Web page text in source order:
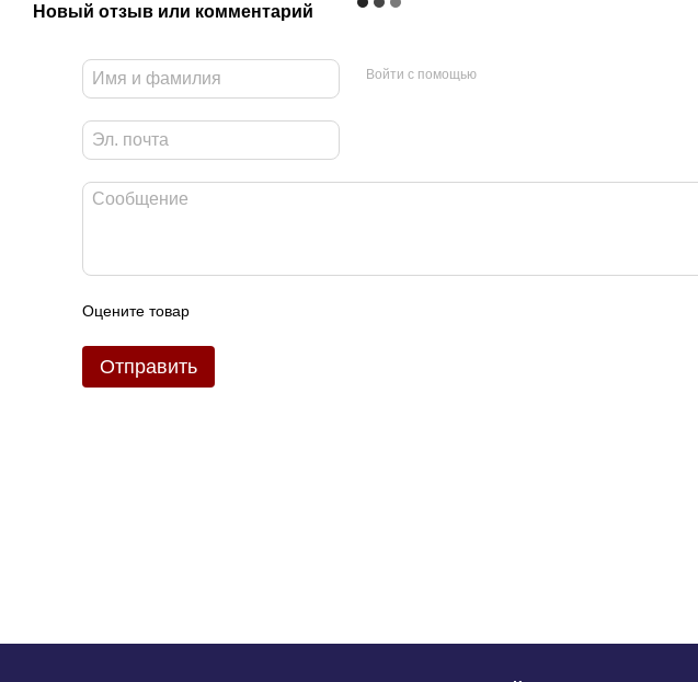
Новый отзыв или комментарий
Войти с помощью
Оцените товар
Отправить